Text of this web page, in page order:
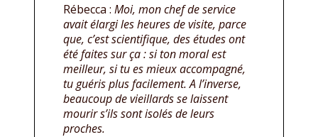
Rébecca : Moi, mon chef de service
avait élargi les heures de visite, parce
que, c’est scientifique, des études ont
été faites sur ça : si ton moral est
meilleur, si tu es mieux accompagné,
tu guéris plus facilement. A l’inverse,
beaucoup de vieillards se laissent
mourir s’ils sont isolés de leurs
proches.